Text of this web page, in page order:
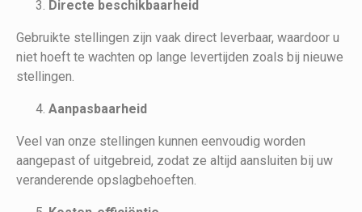
Directe beschikbaarheid
Gebruikte stellingen zijn vaak direct leverbaar, waardoor u
niet hoeft te wachten op lange levertijden zoals bij nieuwe
stellingen.
Aanpasbaarheid
Veel van onze stellingen kunnen eenvoudig worden
aangepast of uitgebreid, zodat ze altijd aansluiten bij uw
veranderende opslagbehoeften.